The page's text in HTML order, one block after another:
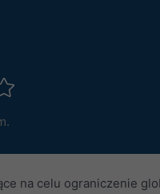
na celu ograniczenie